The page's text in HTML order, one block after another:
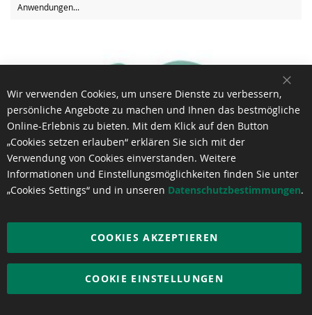
Anwendungen...
Wir verwenden Cookies, um unsere Dienste zu verbessern,
persönliche Angebote zu machen und Ihnen das bestmögliche
Online-Erlebnis zu bieten. Mit dem Klick auf den Button
„Cookies setzen erlauben“ erklären Sie sich mit der
Verwendung von Cookies einverstanden. Weitere
Informationen und Einstellungsmöglichkeiten finden Sie unter
„Cookies Settings“ und in unseren Datenschutzbestimmungen.
COOKIES AKZEPTIEREN
COOKIE EINSTELLUNGEN